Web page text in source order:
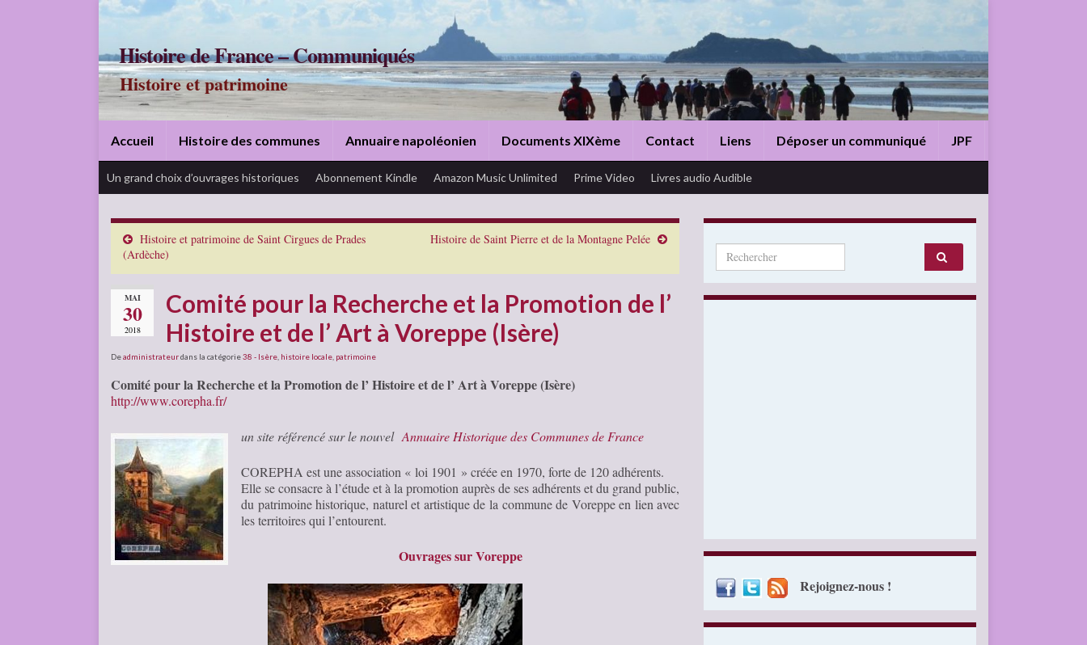
Histoire de France – Communiqués
Histoire et patrimoine
Accueil Histoire des communes Annuaire napoléonien Documents XIXème Contact Liens Déposer un communiqué JPF
Un grand choix d’ouvrages historiques Abonnement Kindle Amazon Music Unlimited Prime Video Livres audio Audible
Histoire et patrimoine de Saint Cirgues de Prades
(Ardèche)
Histoire de Saint Pierre et de la Montagne Pelée
MAI
30
2018
Comité pour la Recherche et la Promotion de l’
Histoire et de l’ Art à Voreppe (Isère)
Deadministrateurdans la catégorie38 - Isère histoire locale patrimoine
Comité pour la Recherche et la Promotion de l’ Histoire et de l’ Art à Voreppe (Isère)
http://www.corepha.fr/
un site référencé sur le nouvel Annuaire Historique des Communes de France
COREPHA est une association « loi 1901 » créée en 1970, forte de 120 adhérents.
Elle se consacre à l’étude et à la promotion auprès de ses adhérents et du grand public,
du patrimoine historique, naturel et artistique de la commune de Voreppe en lien avec
les territoires qui l’entourent.
Ouvrages sur Voreppe
Search for:
Rejoignez-nous !